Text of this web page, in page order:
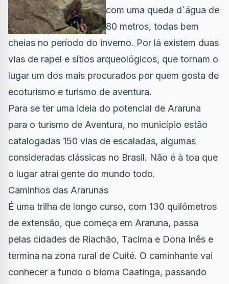
com uma queda d`água de
80 metros, todas bem
cheias no período do inverno. Por lá existem duas
vias de rapel e sítios arqueológicos, que tornam o
lugar um dos mais procurados por quem gosta de
ecoturismo e turismo de aventura.
Para se ter uma ideia do potencial de Araruna
para o turismo de Aventura, no município estão
catalogadas 150 vias de escaladas, algumas
consideradas clássicas no Brasil. Não é à toa que
o lugar atrai gente do mundo todo.
Caminhos das Ararunas
É uma trilha de longo curso, com 130 quilômetros
de extensão, que começa em Araruna, passa
pelas cidades de Riachão, Tacima e Dona Inês e
termina na zona rural de Cuité. O caminhante vai
conhecer a fundo o bioma Caatinga, passando